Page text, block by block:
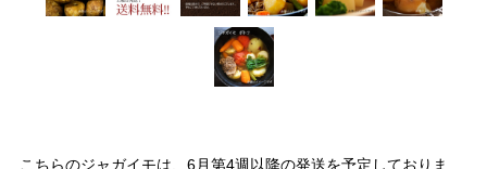
こちらのジャガイモは、6月第4週以降の発送を予定しておりま